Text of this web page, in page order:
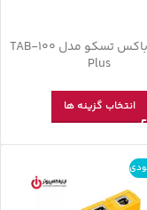
اندروید باکس تسکو مدل TAB-100
Plus
انتخاب گزینه ها